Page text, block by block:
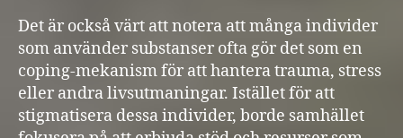
Det är också värt att notera att många individer
som använder substanser ofta gör det som en
coping-mekanism för att hantera trauma, stress
eller andra livsutmaningar. Istället för att
stigmatisera dessa individer, borde samhället